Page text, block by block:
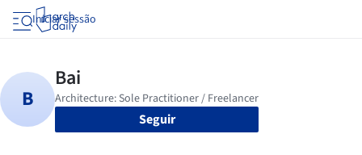
Iniciar sessão
Seguir